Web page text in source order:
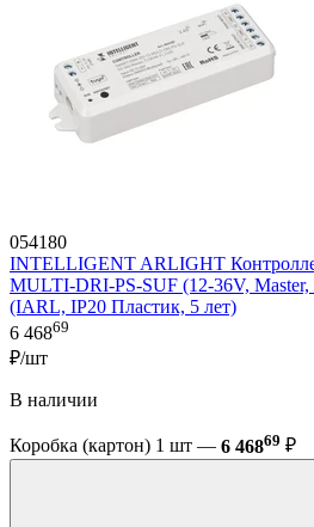
054180
INTELLIGENT ARLIGHT
MULTI-DRI-PS-SUF (12-36V,
(IARL, IP20 Пластик, 5 лет)
6 46869
₽/шт
В наличии
Коробка (картон) 1 шт — 6 46869 ₽